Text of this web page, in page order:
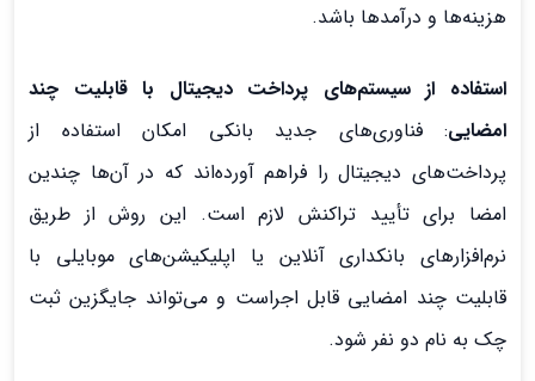
هزینه‌ها و درآمدها باشد.
استفاده از سیستم‌های پرداخت دیجیتال با قابلیت چند
امضایی: فناوری‌های جدید بانکی امکان استفاده از
پرداخت‌های دیجیتال را فراهم آورده‌اند که در آن‌ها چندین
امضا برای تأیید تراکنش لازم است. این روش از طریق
نرم‌افزارهای بانکداری آنلاین یا اپلیکیشن‌های موبایلی با
قابلیت چند امضایی قابل اجراست و می‌تواند جایگزین ثبت
چک به نام دو نفر شود.